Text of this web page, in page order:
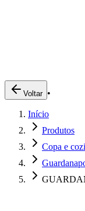
Pedidos Online
Trabalhe
Voltar •
Início
Produtos
Copa e